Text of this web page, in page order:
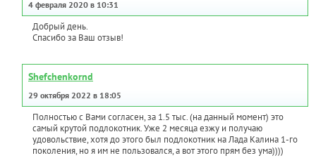
4 февраля 2020 в 10:31
Добрый день.
Спасибо за Ваш отзыв!
Shefchenkornd
29 октября 2022 в 18:05
Полностью с Вами согласен, за 1.5 тыс. (на данный момент) это
самый крутой подлокотник. Уже 2 месяца езжу и получаю
удовольствие, хотя до этого был подлокотник на Лада Калина 1-го
поколения, но я им не пользовался, а вот этого прям без ума))))